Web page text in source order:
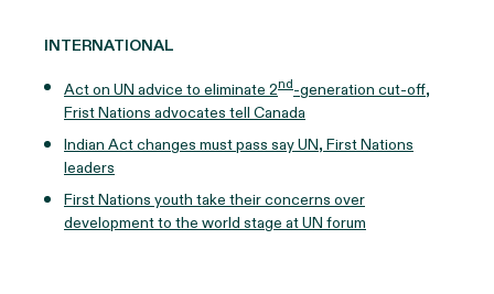
INTERNATIONAL
Act on UN advice to eliminate 2nd-generation cut-off,
Frist Nations advocates tell Canada
Indian Act changes must pass say UN, First Nations
leaders
First Nations youth take their concerns over
development to the world stage at UN forum